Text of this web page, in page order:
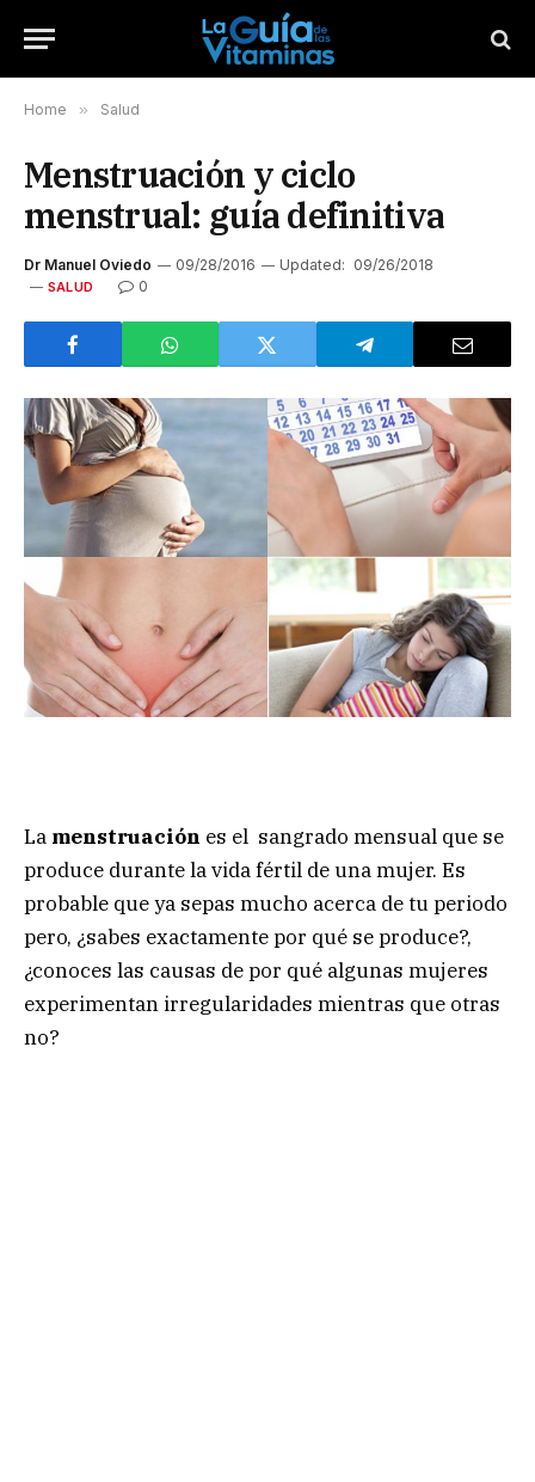
Home » Salud
Menstruación y ciclo
menstrual: guía definitiva
Dr Manuel Oviedo 09/28/2016 Updated: 09/26/2018
SALUD 0
La menstruación es el sangrado mensual que se
produce durante la vida fértil de una mujer. Es
probable que ya sepas mucho acerca de tu periodo
pero, ¿sabes exactamente por qué se produce?,
¿conoces las causas de por qué algunas mujeres
experimentan irregularidades mientras que otras
no?